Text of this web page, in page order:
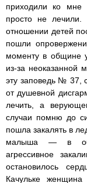
приходили ко мне
просто не лечили.
отношении детей
пошли
моменту в общине
из-за
эту заповедь № 37,
от душевной
лечить, а
случаи помню до
пошла закалять в
малыша — в
агрессивное
остановилось
Качульке женщина